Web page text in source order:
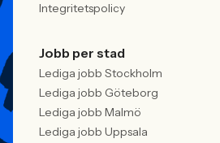
Integritetspolicy
Jobb per stad
Lediga jobb Stockholm
Lediga jobb Göteborg
Lediga jobb Malmö
Lediga jobb Uppsala